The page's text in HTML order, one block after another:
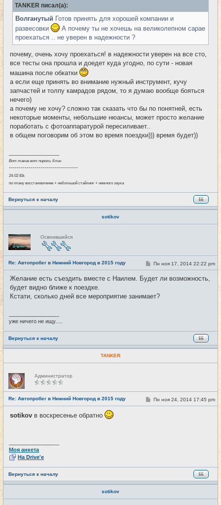
е
н
е
TANKER писал(а):
Волганутый Готов принять для хорошей компании и
развесовки
А почему ты не хочешь на великолепном сарае
проехаться .. не уверен в надежности ?
почему, очень хочу проехаться! в надежности уверен на все сто,
все тесты она прошла и доедет куда угодно, по сути - новая
машина после обкатки
а если еще принять во внимание нужный инструмент, кучу
запчастей и толпу камрадов рядом, то я думаю вообще бояться
нечего)
а почему не хочу? сложно так сказать что бы по понятней, есть
некоторые моменты, небольшие нюансы, может просто желание
поработать с фотоаппаратурой пересиливает..
в общем поговорим об этом во время поездки))) время будет))
Вот такие вот пироги, блин
-----------------------------------
24-02 83г.
по плану восстановление + небольшой стайлинг + немного звука
Вернуться к началу
sotikov
Н
е
в
с
е
т
и
Освоившийся
Re: Автопробег в Нижний Новгород в 2015 году #15
С
о
б
н
Пн ноя 17, 2014 22:22 pm
Желание есть съездить вместе с Наилем. Будет ли возможность,
будет видно ближе к поездке.
Кстати, сколько дней все мероприятие занимает?
уже ничего не ищу.....
Вернуться к началу
TANKER
Н
е
в
с
е
т
и
Администратор
Re: Автопробег в Нижний Новгород в 2015 году #16
С
о
Пн ноя 24, 2014 17:45 pm
sotikov в воскресенье обратно
Моя анкета
На Drive'e
Вернуться к началу
sotikov